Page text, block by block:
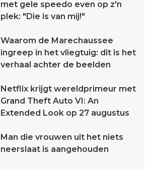
met gele speedo even op z'n
plek: "Die is van mij!"
Waarom de Marechaussee
ingreep in het vliegtuig: dit is het
verhaal achter de beelden
Netflix krijgt wereldprimeur met
Grand Theft Auto VI: An
Extended Look op 27 augustus
Man die vrouwen uit het niets
neerslaat is aangehouden